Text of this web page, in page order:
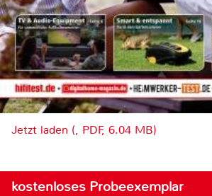
Jetzt laden (, PDF, 6.04 MB)
kostenloses Probeexemplar